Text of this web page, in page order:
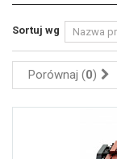
Sortuj wg
Porównaj (0)